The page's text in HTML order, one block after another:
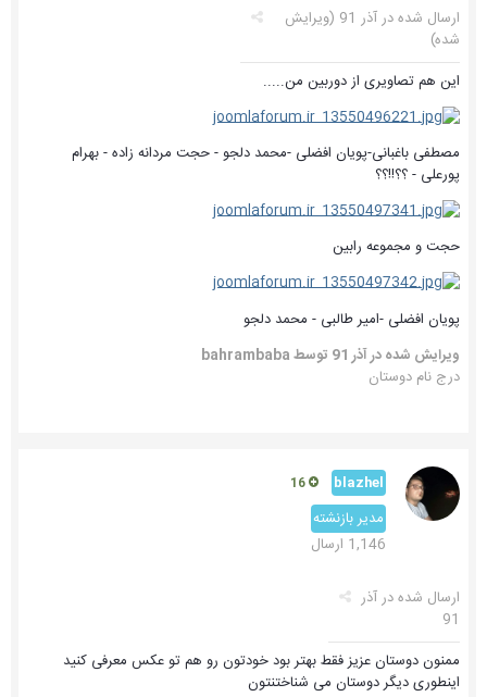
ارسال شده درآذر 91
(ویرایش
شده)
این هم تصاویری از دوربین من.....
مصطفی باغبانی-پویان افضلی -محمد دلجو - حجت مردانه زاده - بهرام
پورعلی - ؟؟!!؟؟
حجت و مجموعه رابین
پویان افضلی -امیر طالبی - محمد دلجو
ویرایش شده درآذر 91
توسط bahrambaba
درج نام دوستان
blazhel
مدیر بازنشته
1,146 ارسال
ارسال شده درآذر
91
ممنون دوستان عزیز فقط بهتر بود خودتون رو هم تو عکس معرفی کنید
اینطوری دیگر دوستان می شناختنتون